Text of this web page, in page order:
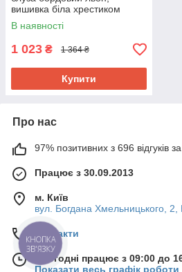
вишивка біла хрестиком
Розмір S, M, L, XL, 2XL, 3XL,
4XL, 5XL
В наявності
1 023 ₴ 1 364 ₴
Купити
Про нас
97% позитивних з 696 відгуків за
Працює з 30.09.2013
м. Київ
вул. Богдана Хмельницького, 2,
Контакти
Сьогодні працює з 09:00 до
Показати весь графік роботи
КНОПКА
ЗВ'ЯЗКУ